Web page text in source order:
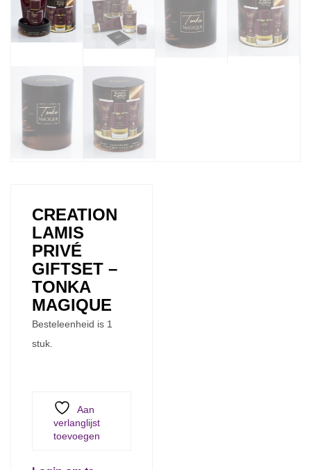
CREATION
LAMIS
PRIVÉ
GIFTSET –
TONKA
MAGIQUE
Besteleenheid is 1
stuk.
Aan
verlanglijst
toevoegen